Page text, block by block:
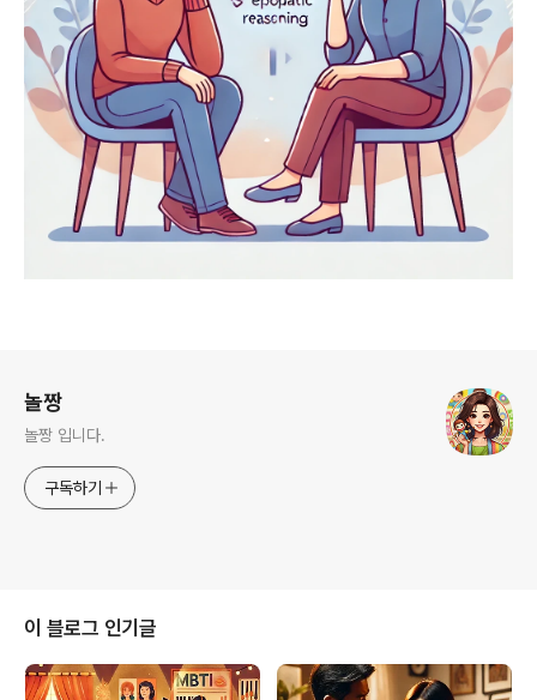
놀짱
놀짱 입니다.
구독하기
이 블로그 인기글